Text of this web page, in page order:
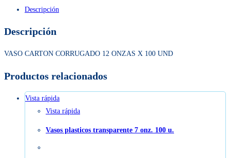
Descripción
Descripción
VASO CARTON CORRUGADO 12 ONZAS X 100 UND
Productos relacionados
Vista rápida
Vista rápida
Vasos plasticos transparente 7 onz. 100 u.